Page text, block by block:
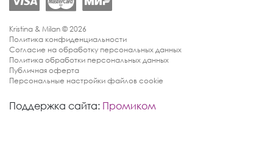
Kristina & Milan © 2026
Политика конфиденциальности
Согласие на обработку персональных данных
Политика обработки персональных данных
Публичная оферта
Персональные настройки файлов cookie
Поддержка сайта: Промиком